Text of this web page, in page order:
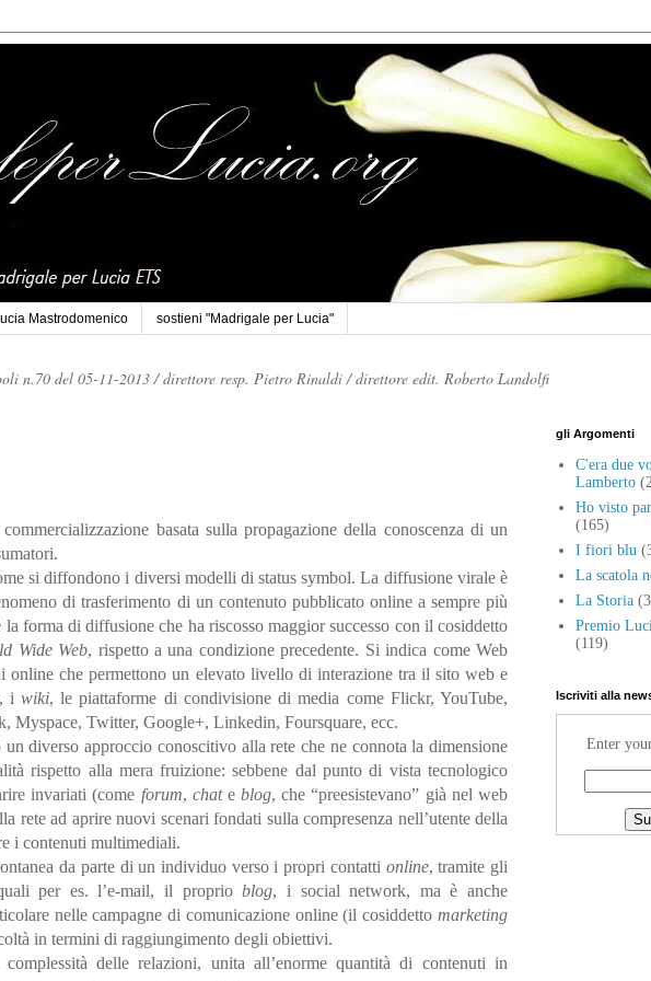
Mastrodomenico sostieni "Madrigale per Lucia"
n.70 del 05-11-2013 /direttore resp. Pietro Rinaldi /direttore edit. Roberto Landolfi
basata sulla propagazione della conoscenza di un
si diffondono i diversi modelli di status symbol. La diffusione virale è
di trasferimento di un contenuto pubblicato online a sempre più
forma di diffusione che ha riscosso maggior successo con il cosiddetto
Wide Web, rispetto a una condizione precedente. Si indica come Web
online che permettono un elevato livello di interazione tra il sito web e
iwiki, le piattaforme di condivisione di media come Flickr, YouTube,
Myspace, Twitter, Google+, Linkedin, Foursquare, ecc.
diverso approccio conoscitivo alla rete che ne connota la dimensione
rispetto alla mera fruizione: sebbene dal punto di vista tecnologico
invariati (come forum, chateblog, che “preesistevano” già nel web
rete ad aprire nuovi scenari fondati sulla compresenza nell’utente della
i contenuti multimediali.
da parte di un individuo verso i propri contatti online, tramite gli
per es. l’e-mail, il proprioblog, i social network, ma è anche
nelle campagne di comunicazione online (il cosiddettomarketing
in termini di raggiungimento degli obiettivi.
delle relazioni, unita all’enorme quantità di contenuti in
gli Argomenti
C'era due
Lamberto
Ho visto
(165)
I fiori blu
La scatola
La Storia
Premio
(119)
Iscriviti alla
Enter